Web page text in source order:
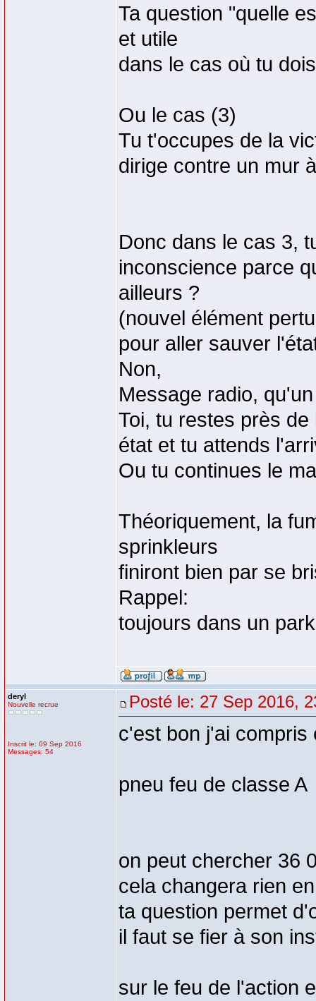
Ta question "quelle
et utile
dans le cas où tu
Ou le cas (3)
Tu t'occupes de la
dirige contre un mur
Donc dans le cas 3,
inconscience parce
ailleurs ?
(nouvel élément
pour aller sauver
Non,
Message radio,
Toi, tu restes près
état et tu attends
Ou tu continues le
Théoriquement, la
sprinkleurs
finiront bien par se
Rappel:
toujours dans un
deryl
Nouvelle recrue
Inscrit le: 09 Sep 2016
Messages: 54
Posté le: 27 Sep 2016,
c'est bon j'ai compris
pneu feu de classe A
on peut chercher 36
cela changera rien
ta question permet
il faut se fier à son
sur le feu de l'action